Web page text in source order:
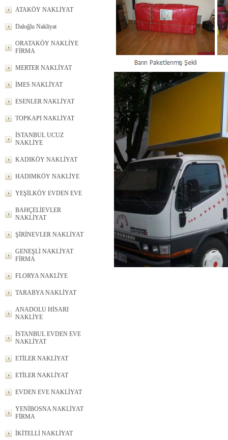
ATAKÖY NAKLİYAT
Daloğlu Nakliyat
ORATAKÖY NAKLİYE
FİRMA
MERTER NAKLİYAT
İMES NAKLİYAT
ESENLER NAKLİYAT
TOPKAPI NAKLİYAT
İSTANBUL UCUZ
NAKLİYE
KADIKÖY NAKLİYAT
HADIMKÖY NAKLİYE
YEŞİLKÖY EVDEN EVE
BAHÇELİEVLER
NAKLİYAT
ŞİRİNEVLER NAKLİYAT
GENEŞLİ NAKLİYAT
FİRMA
FLORYA NAKLİYE
TARABYA NAKLİYAT
ANADOLU HİSARI
NAKLİYE
İSTANBUL EVDEN EVE
NAKLİYAT
ETİLER NAKLİYAT
ETİLER NAKLİYAT
EVDEN EVE NAKLİYAT
YENİBOSNA NAKLİYAT
FİRMA
İKİTELLİ NAKLİYAT